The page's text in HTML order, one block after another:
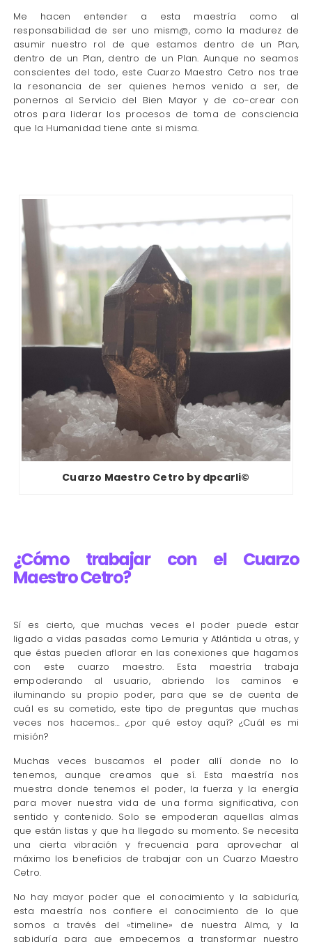
Me hacen entender a esta maestría como al
responsabilidad de ser uno mism@, como la madurez de
asumir nuestro rol de que estamos dentro de un Plan,
dentro de un Plan, dentro de un Plan. Aunque no seamos
conscientes del todo, este Cuarzo Maestro Cetro nos trae
la resonancia de ser quienes hemos venido a ser, de
ponernos al Servicio del Bien Mayor y de co-crear con
otros para liderar los procesos de toma de consciencia
que la Humanidad tiene ante si misma.
Cuarzo Maestro Cetro by dpcarli©
¿Cómo trabajar con el Cuarzo
Maestro Cetro?
Sí es cierto, que muchas veces el poder puede estar
ligado a vidas pasadas como Lemuria y Atlántida u otras, y
que éstas pueden aflorar en las conexiones que hagamos
con este cuarzo maestro. Esta maestría trabaja
empoderando al usuario, abriendo los caminos e
iluminando su propio poder, para que se de cuenta de
cuál es su cometido, este tipo de preguntas que muchas
veces nos hacemos… ¿por qué estoy aquí? ¿Cuál es mi
misión?
Muchas veces buscamos el poder allí donde no lo
tenemos, aunque creamos que sí. Esta maestría nos
muestra donde tenemos el poder, la fuerza y la energía
para mover nuestra vida de una forma significativa, con
sentido y contenido. Solo se empoderan aquellas almas
que están listas y que ha llegado su momento. Se necesita
una cierta vibración y frecuencia para aprovechar al
máximo los beneficios de trabajar con un Cuarzo Maestro
Cetro.
No hay mayor poder que el conocimiento y la sabiduría,
esta maestría nos confiere el conocimiento de lo que
somos a través del «timeline» de nuestra Alma, y la
sabiduría para que empecemos a transformar nuestro